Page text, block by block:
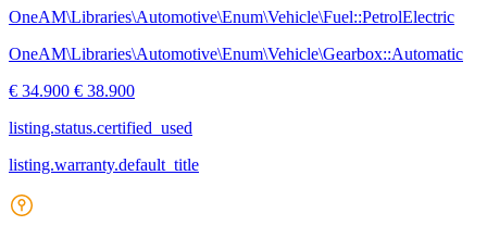
OneAM\Libraries\Automotive\Enum\Vehicle\Fuel::PetrolElectric
OneAM\Libraries\Automotive\Enum\Vehicle\Gearbox::Automatic
€ 34.900 € 38.900
listing.status.certified_used
listing.warranty.default_title